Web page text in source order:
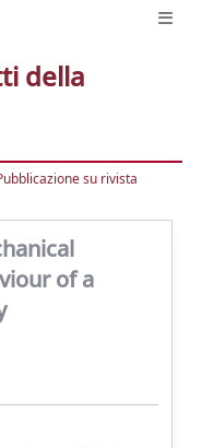
della
su rivista
of a